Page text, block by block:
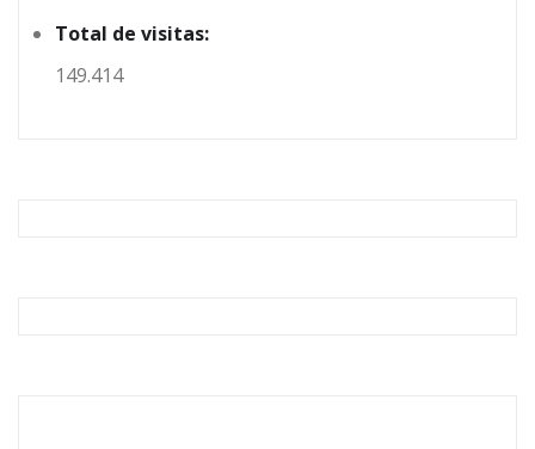
Total de visitas:
149.414